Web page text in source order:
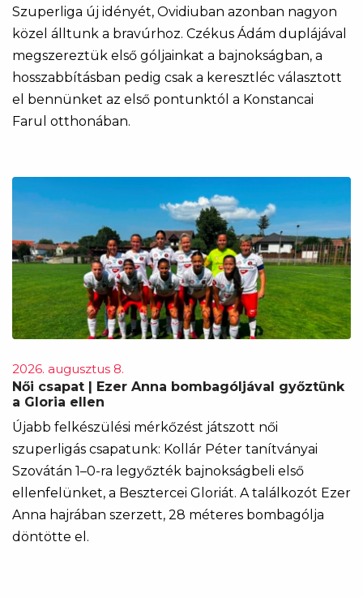
Szuperliga új idényét, Ovidiuban azonban nagyon
közel álltunk a bravúrhoz. Czékus Ádám duplájával
megszereztük első góljainkat a bajnokságban, a
hosszabbításban pedig csak a keresztléc választott
el bennünket az első pontunktól a Konstancai
Farul otthonában.
2026. augusztus 8.
Női csapat | Ezer Anna bombagóljával győztünk
a Gloria ellen
Újabb felkészülési mérkőzést játszott női
szuperligás csapatunk: Kollár Péter tanítványai
Szovátán 1–0-ra legyőzték bajnokságbeli első
ellenfelünket, a Besztercei Gloriát. A találkozót Ezer
Anna hajrában szerzett, 28 méteres bombagólja
döntötte el.